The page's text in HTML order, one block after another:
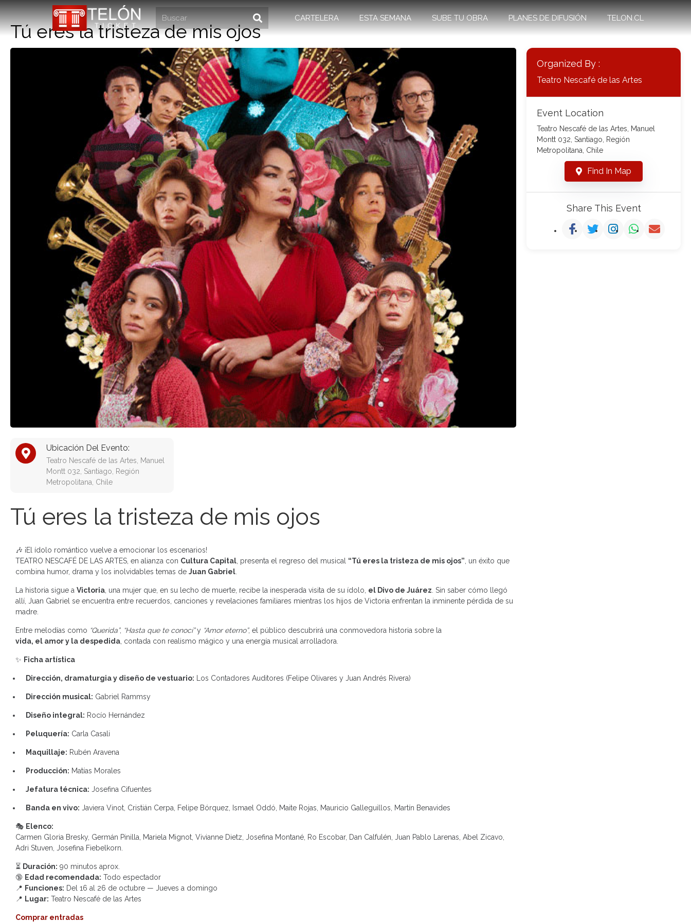
CARTELERA ESTA SEMANA SUBE TU OBRA PLANES DE DIFUSIÓN TELON.CL
Tú eres la tristeza de mis ojos
Ubicación Del Evento:
Teatro Nescafé de las Artes, Manuel
Montt 032, Santiago, Región
Metropolitana, Chile
Tú eres la tristeza de mis ojos
🎶 ¡El ídolo romántico vuelve a emocionar los escenarios!
TEATRO NESCAFÉ DE LAS ARTES, en alianza con Cultura Capital , presenta el regreso del musical “Tú eres la tristeza de mis ojos” , un éxito que
combina humor, drama y los inolvidables temas de Juan Gabriel
La historia sigue a Victoria , una mujer que, en su lecho de muerte, recibe la inesperada visita de su ídolo, el Divo de Juárez . Sin saber cómo llegó
allí, Juan Gabriel se encuentra entre recuerdos, canciones y revelaciones familiares mientras los hijos de Victoria enfrentan la inminente pérdida de su
madre.
Entre melodías como “Querida”, “Hasta que te conocí”y “Amor eterno”, el público descubrirá una conmovedora historia sobre la
vida, el amor y la despedida , contada con realismo mágico y una energía musical arrolladora.
✨ Ficha artística
Dirección, dramaturgia y diseño de vestuario: Los Contadores Auditores (Felipe Olivares y Juan Andrés Rivera)
Dirección musical: Gabriel Rammsy
Diseño integral: Rocío Hernández
Peluquería: Carla Casali
Maquillaje: Rubén Aravena
Producción: Matías Morales
Jefatura técnica: Josefina Cifuentes
Banda en vivo: Javiera Vinot, Cristián Cerpa, Felipe Bórquez, Ismael Oddó, Maite Rojas, Mauricio Galleguillos, Martín Benavides
🎭 Elenco:
Carmen Gloria Bresky, Germán Pinilla, Mariela Mignot, Vivianne Dietz, Josefina Montané, Ro Escobar, Dan Calfulén, Juan Pablo Larenas, Abel Zicavo,
Adri Stuven, Josefina Fiebelkorn.
⏳ Duración: 90 minutos aprox.
🔞 Edad recomendada: Todo espectador
📍 Funciones: Del 16 al 26 de octubre — Jueves a domingo
📍 Lugar: Teatro Nescafé de las Artes
Comprar entradas
Organized By :
Teatro Nescafé de las Artes
Event Location
Teatro Nescafé de las Artes, Manuel
Montt 032, Santiago, Región
Metropolitana, Chile
Find In Map
Share This Event